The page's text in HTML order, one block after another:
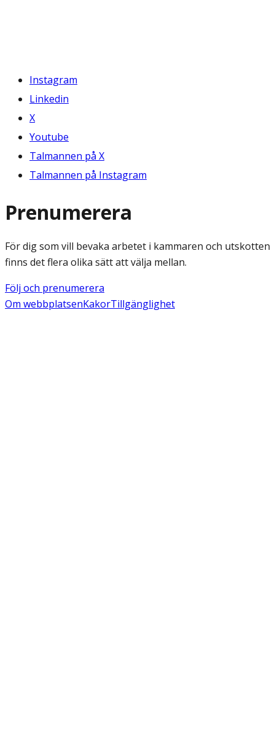
Instagram
Linkedin
X
Youtube
Talmannen på X
Talmannen på Instagram
Prenumerera
För dig som vill bevaka arbetet i kammaren och utskotten
finns det flera olika sätt att välja mellan.
Följ och prenumerera
Om webbplatsenKakorTillgänglighet